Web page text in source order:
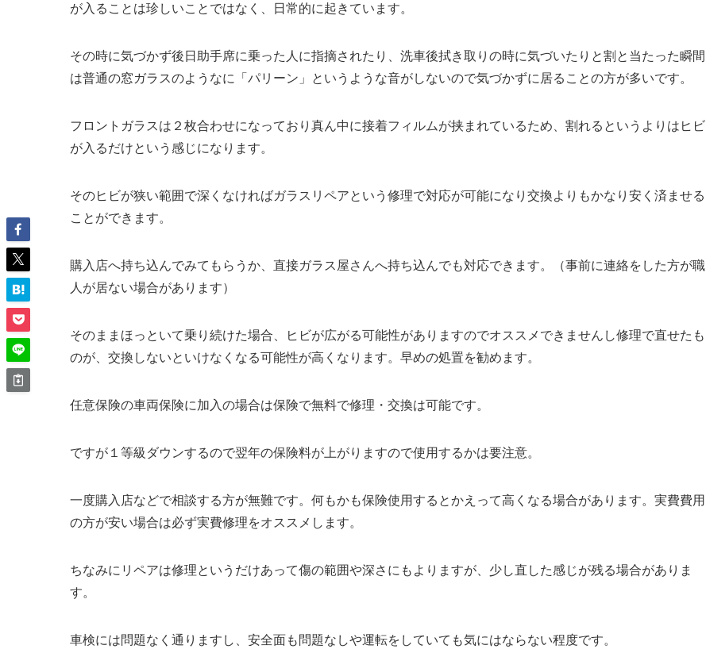
が入ることは珍しいことではなく、
日常的に起きています。
その時に気づかず後日助手席に乗った人に指摘されたり、洗車後拭き取りの時に気づいたりと割と当たった瞬間
は普通の窓ガラスのようなに「パリーン」というような音がしないので気づかずに居ることの方が多いです。
フロントガラスは２枚合わせになっており真ん中に接着フィルムが挟まれているため、割れるというよりはヒビ
が入るだけという感じになります。
そのヒビが狭い範囲で深くなければガラスリペアという修理で対応が可能になり交換よりもかなり安く済ませる
ことができます。
購入店へ持ち込んでみてもらうか、直接ガラス屋さんへ持ち込んでも対応できます。（事前に連絡をした方が職
人が居ない場合があります）
そのままほっといて乗り続けた場合、ヒビが広がる可能性がありますのでオススメできませんし修理で直せたも
のが、交換しないといけなくなる可能性が高くなります。早めの処置を勧めます。
任意保険の車両保険に加入の場合は保険で無料で修理・交換は可能です。
ですが １等級ダウンするので翌年の保険料が上がりますので使用するかは要注意。
一度購入店などで相談する方が無難です。何もかも保険使用するとかえって高くなる場合があります。 実費費用
の方が安い場合は必ず実費修理をオススメ します。
ちなみにリペアは修理というだけあって傷の範囲や深さにもよりますが、少し直した感じが残る場合がありま
す。
車検には問題なく通りますし、安全面も問題なしや運転をしていても気にはならない程度です。